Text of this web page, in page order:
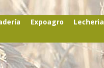
Expoagro Lecheria